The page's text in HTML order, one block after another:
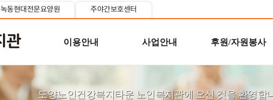
녹동현대전문요양원 주야간보호센터
이용안내 사업안내 후원/자원봉사
도양노인건강복지타운 노인복지관에 오신 것을 환영합